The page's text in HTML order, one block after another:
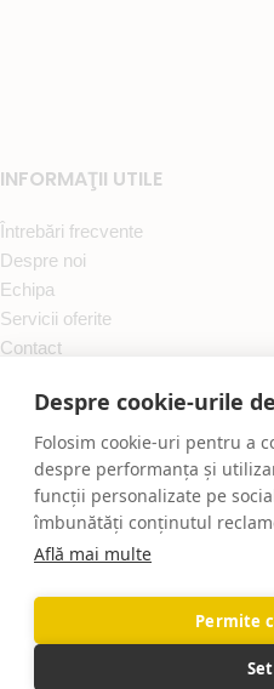
INFORMAŢII UTILE
Întrebări frecvente
Despre noi
Echipa
Servicii oferite
Contact
RESURSE
TERMENI ȘI CONDIȚII
POLITICĂ DE
POLITICĂ DE COOKIES
POLITICĂ DE RETUR
A.N.P.C.
S.O.L.
Toate drepturile
Mentenanta
Despre cookie-urile
Folosim cookie-uri pentru a
despre performanța și
funcții personalizate pe
îmbunătăți conținutul
Află mai multe
Permite